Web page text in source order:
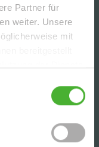
Partner für
weiter. Unsere
mit
RWG MIT PARKETT
BELIEBTEN